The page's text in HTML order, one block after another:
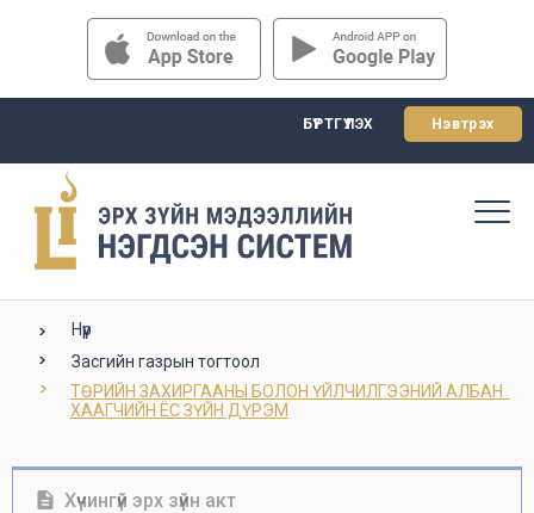
БҮРТГҮҮЛЭХ Нэвтрэх
Нүүр
Засгийн газрын тогтоол
ТӨРИЙН ЗАХИРГААНЫ БОЛОН ҮЙЛЧИЛГЭЭНИЙ АЛБАН
ХААГЧИЙН ЁС ЗҮЙН ДҮРЭМ
Хүчингүй эрх зүйн акт